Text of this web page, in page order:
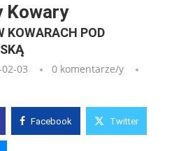
Kowary
KOWARACH POD
03
0 komentarze/y
Facebook Twitter